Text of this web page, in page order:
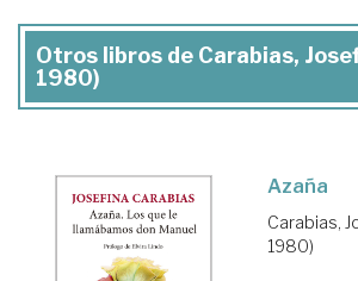
Otros libros de Carabias,
1980)
Azaña
Carabias,
1980)